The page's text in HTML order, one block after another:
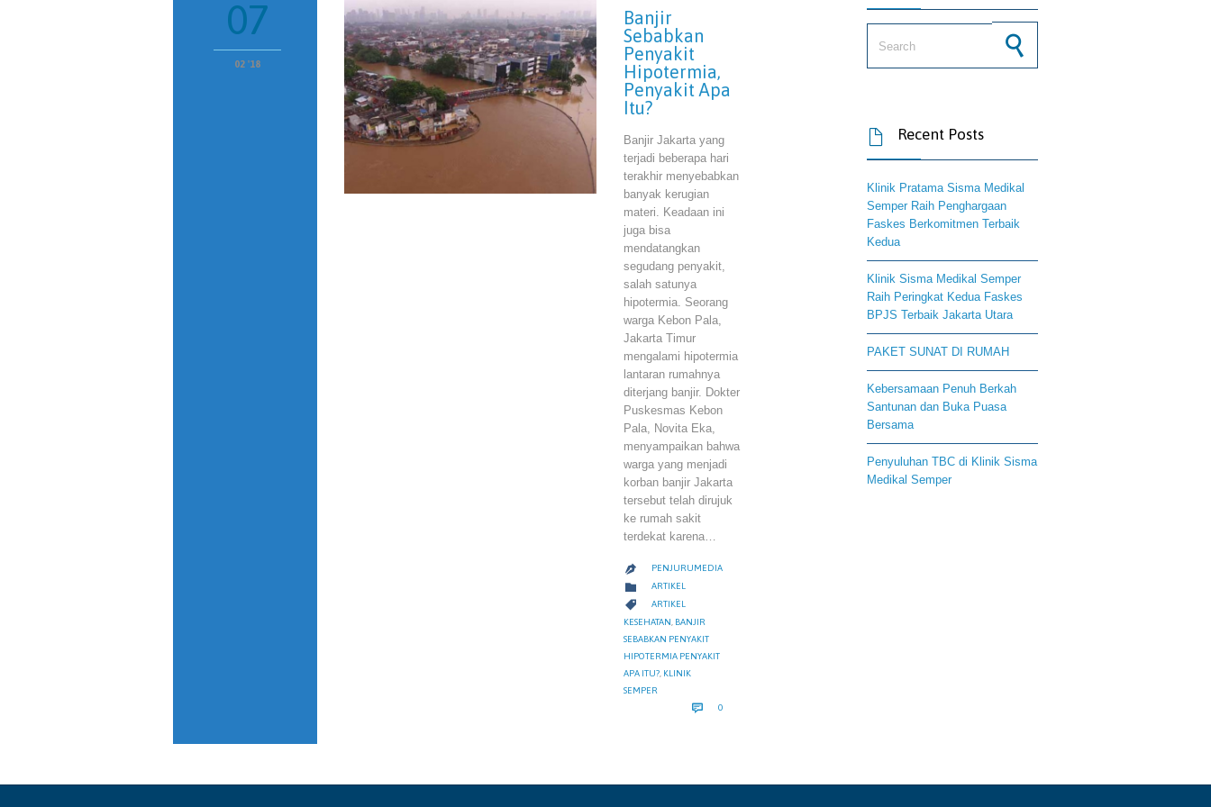
07
02 '18
Banjir
Sebabkan
Penyakit
Hipotermia,
Penyakit Apa
Itu?
Banjir Jakarta yang
terjadi beberapa hari
terakhir menyebabkan
banyak kerugian
materi. Keadaan ini
juga bisa
mendatangkan
segudang penyakit,
salah satunya
hipotermia. Seorang
warga Kebon Pala,
Jakarta Timur
mengalami hipotermia
lantaran rumahnya
diterjang banjir. Dokter
Puskesmas Kebon
Pala, Novita Eka,
menyampaikan bahwa
warga yang menjadi
korban banjir Jakarta
tersebut telah dirujuk
ke rumah sakit
terdekat karena…
 PENJURUMEDIA
 CATEGORY
ARTIKEL
 CATEGORY
ARTIKEL
KESEHATAN BANJIR
SEBABKAN PENYAKIT
HIPOTERMIA PENYAKIT
APA ITU? KLINIK
SEMPER
 0
 Recent Posts
Klinik Pratama Sisma Medikal
Semper Raih Penghargaan
Faskes Berkomitmen Terbaik
Kedua
Klinik Sisma Medikal Semper
Raih Peringkat Kedua Faskes
BPJS Terbaik Jakarta Utara
PAKET SUNAT DI RUMAH
Kebersamaan Penuh Berkah
Santunan dan Buka Puasa
Bersama
Penyuluhan TBC di Klinik Sisma
Medikal Semper